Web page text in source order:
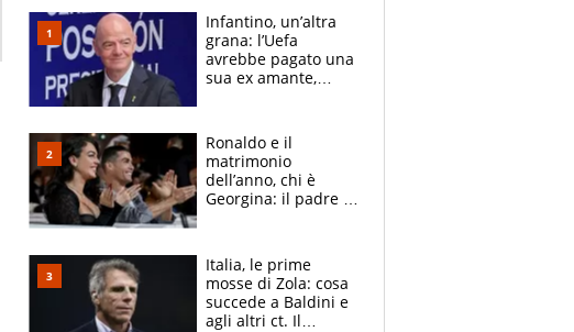
Infantino, un’altra
grana: l’Uefa
avrebbe pagato una
sua ex amante,
Ronaldo e il
matrimonio
dell’anno, chi è
Georgina: il padre in
social
Italia, le prime
mosse di Zola: cosa
succede a Baldini e
agli altri ct. Il